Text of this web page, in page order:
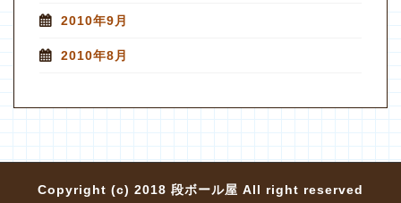
2010年9月
2010年8月
Copyright (c) 2018 段ボール屋 All right reserved